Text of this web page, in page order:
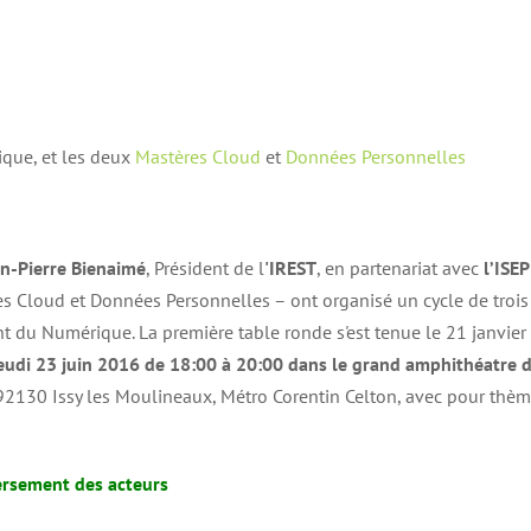
et les deux Mastères Cloud et Données Personnelles
Pierre Bienaimé, Président de l'IREST, en partenariat avec l’ISEP
Cloud et Données Personnelles – ont organisé un cycle de trois
du Numérique. La première table ronde s'est tenue le 21 janvier
23 juin 2016 de 18:00 à 20:00 dans le grand amphithéatre
Issy les Moulineaux, Métro Corentin Celton, avec pour
des acteurs